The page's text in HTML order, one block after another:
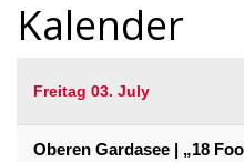
Kalender
Freitag 03. July
Oberen Gardasee | „18